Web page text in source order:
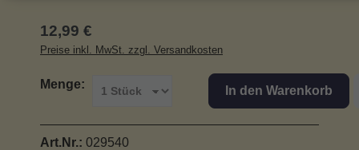
Regulärer Preis:
12,99 €
Preise inkl. MwSt. zzgl. Versandkosten
Menge: In den Warenkorb
Art.Nr.: 029540